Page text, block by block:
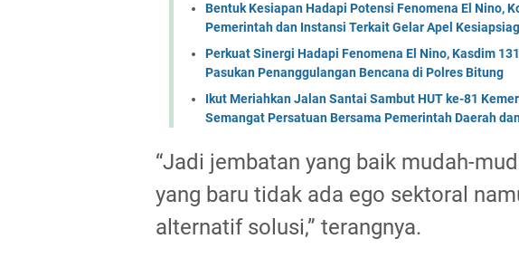
Bentuk Kesiapan Hadapi Potensi Fenomena El Nino,
Pemerintah dan Instansi Terkait Gelar Apel
Perkuat Sinergi Hadapi Fenomena El Nino, Kasdim
Pasukan Penanggulangan Bencana di Polres Bitung
Ikut Meriahkan Jalan Santai Sambut HUT ke-81
Semangat Persatuan Bersama Pemerintah Daerah
“Jadi jembatan yang baik mudah-
yang baru tidak ada ego sektoral
alternatif solusi,” terangnya.